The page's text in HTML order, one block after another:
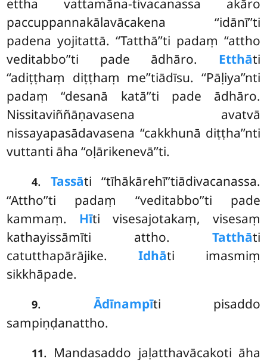
ettha vattamāna-tivacanassa akāro
paccuppannakālavācakena ‘‘idānī’’ti
padena yojitattā. ‘‘Tatthā’’ti padaṃ ‘‘attho
veditabbo’’ti pade ādhāro. Etthāti
‘‘adiṭṭhaṃ diṭṭhaṃ me’’tiādīsu. ‘‘Pāḷiya’’nti
padaṃ ‘‘desanā katā’’ti pade ādhāro.
Nissitaviññāṇavasena avatvā
nissayapasādavasena ‘‘cakkhunā diṭṭha’’nti
vuttanti āha ‘‘oḷārikenevā’’ti.
4. Tassāti ‘‘tīhākārehī’’tiādivacanassa.
‘‘Attho’’ti padaṃ ‘‘veditabbo’’ti pade
kammaṃ. Hīti visesajotakaṃ, visesaṃ
kathayissāmīti attho. Tatthāti
catutthapārājike. Idhāti imasmiṃ
sikkhāpade.
9. Ādīnampīti pisaddo
sampiṇḍanattho.
11. Mandasaddo jaḷatthavācakoti āha